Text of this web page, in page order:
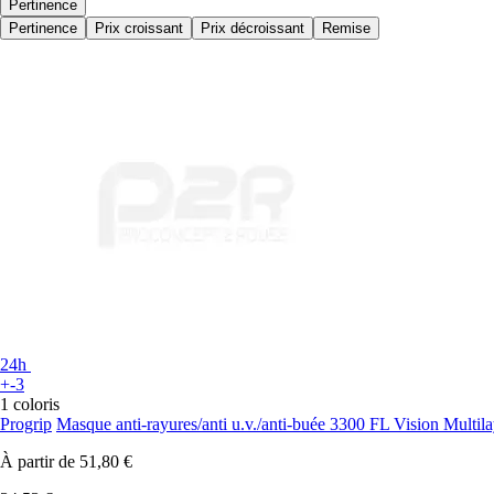
Pertinence
Pertinence
Prix croissant Prix décroissant Remise
24h
+-3
1 coloris
Progrip Masque anti-rayures/anti u.v./anti-buée 3300 FL Vision
À partir de 51,80 €